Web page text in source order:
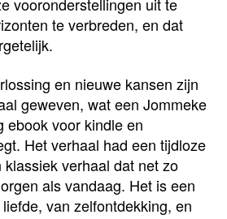
te verbreden, en dat
en nieuwe kansen zijn
geweven, wat een Jommeke
ebook voor kindle en
Het verhaal had een tijdloze
verhaal dat net zo
als vandaag. Het is een
van zelfontdekking, en